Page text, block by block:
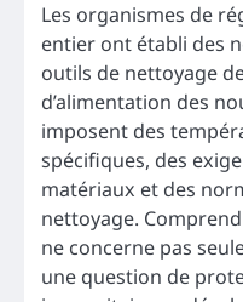
Les organismes de
entier ont établi des
outils de nettoyage
d’alimentation des
imposent des
spécifiques, des
matériaux et des
nettoyage.
ne concerne pas
une question de